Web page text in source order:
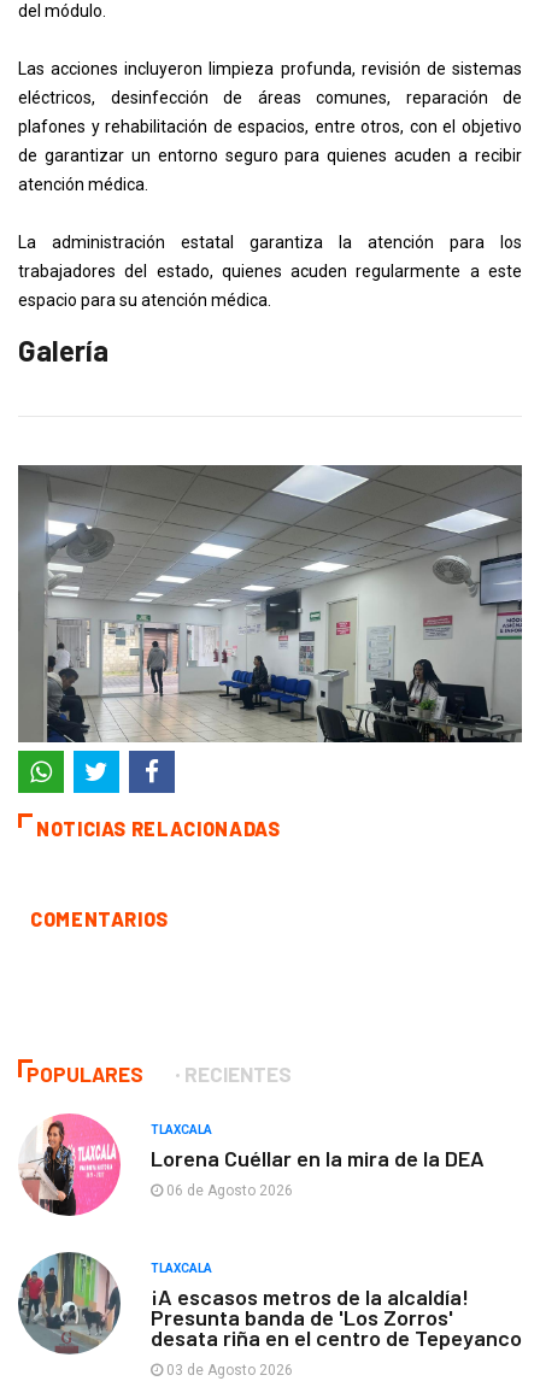
del módulo.
Las acciones incluyeron limpieza profunda, revisión de sistemas
eléctricos, desinfección de áreas comunes, reparación de
plafones y rehabilitación de espacios, entre otros, con el objetivo
de garantizar un entorno seguro para quienes acuden a recibir
atención médica.
La administración estatal garantiza la atención para los
trabajadores del estado, quienes acuden regularmente a este
espacio para su atención médica.
Galería
NOTICIAS RELACIONADAS
COMENTARIOS
POPULARES RECIENTES
TLAXCALA
Lorena Cuéllar en la mira de la DEA
06 de Agosto 2026
TLAXCALA
¡A escasos metros de la alcaldía!
Presunta banda de 'Los Zorros'
desata riña en el centro de Tepeyanco
03 de Agosto 2026